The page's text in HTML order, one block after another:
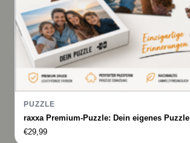
PUZZLE
raxxa Premium-Puzzle: Dein eigenes Puzzle
€29,99